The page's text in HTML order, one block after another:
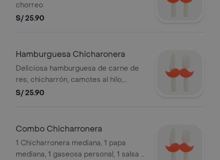
chorreo
S/ 25.90
Hamburguesa Chicharonera
Deliciosa hamburguesa de carne de
res, chicharrón, camotes al hilo,
cebolla morada y salsa de rocoto.
S/ 25.90
Combo Chicharronera
1 Chicharronera mediana, 1 papa
mediana, 1 gaseosa personal, 1 salsa a